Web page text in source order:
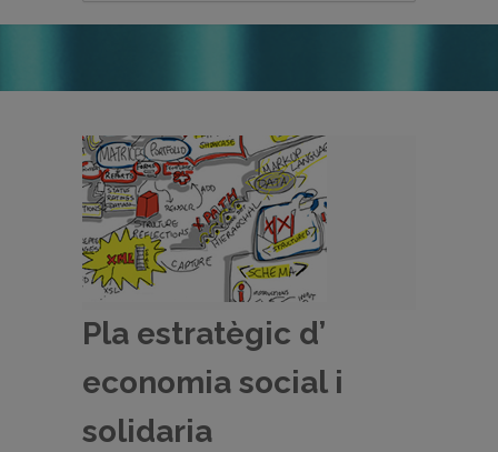
Pla estratègic d’
economia social i
solidaria